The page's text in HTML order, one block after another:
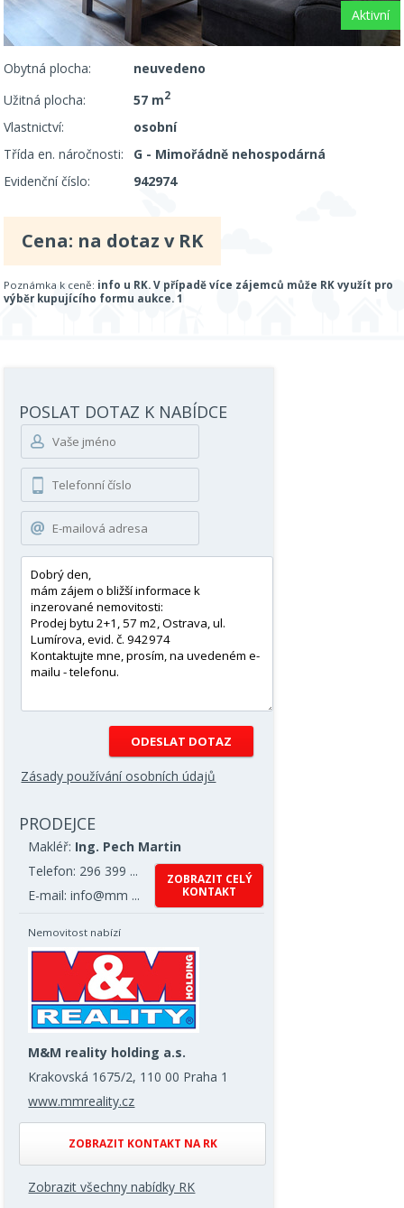
Aktivní
Obytná plocha:
neuvedeno
Užitná plocha:
57 m2
Vlastnictví:
osobní
Třída en. náročnosti:
G - Mimořádně nehospodárná
Evidenční číslo:
942974
Cena: na dotaz v RK
Poznámka k ceně: info u RK. V případě více zájemců může RK využít pro
výběr kupujícího formu aukce. 1
POSLAT DOTAZ K NABÍDCE
Zásady používání osobních údajů
PRODEJCE
Makléř: Ing. Pech Martin
Telefon: 296 399 ...
E-mail: info@mm ...
ZOBRAZIT CELÝ
KONTAKT
Nemovitost nabízí
M&M reality holding a.s.
Krakovská 1675/2, 110 00 Praha 1
www.mmreality.cz
ZOBRAZIT KONTAKT NA RK
Zobrazit všechny nabídky RK